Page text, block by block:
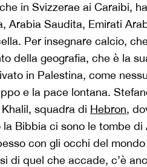
in Svizzerae ai Caraibi,
Arabia Saudita, Emirati
Per insegnare calcio,
della geografia, che è la
in Palestina, come
e la pace lontana.
Khalil, squadra di Hebron,
Bibbia ci sono le tombe di
con gli occhi del
di quel che accade, c’è